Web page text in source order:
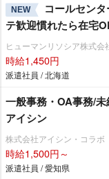
NEW
コールセン
テ歓迎慣れたら在宅
ヒューマンリソシア株式会
時給1,450円
派遣社員 / 北海道
一般事務・OA事務/
アイシン
株式会社アイシン・コラボ
時給1,500円～
派遣社員 / 愛知県